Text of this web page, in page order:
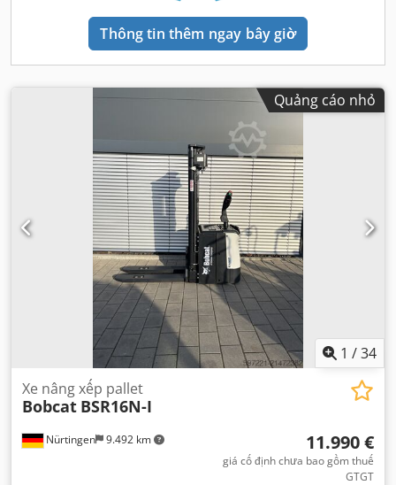
Thông tin thêm ngay bây giờ
Quảng cáo nhỏ
1 /34
Nürtingen 9.492 km
Xe nâng xếp pallet
Bobcat BSR16N-I
11.990 €
giá cố định chưa bao gồm thuế
GTGT